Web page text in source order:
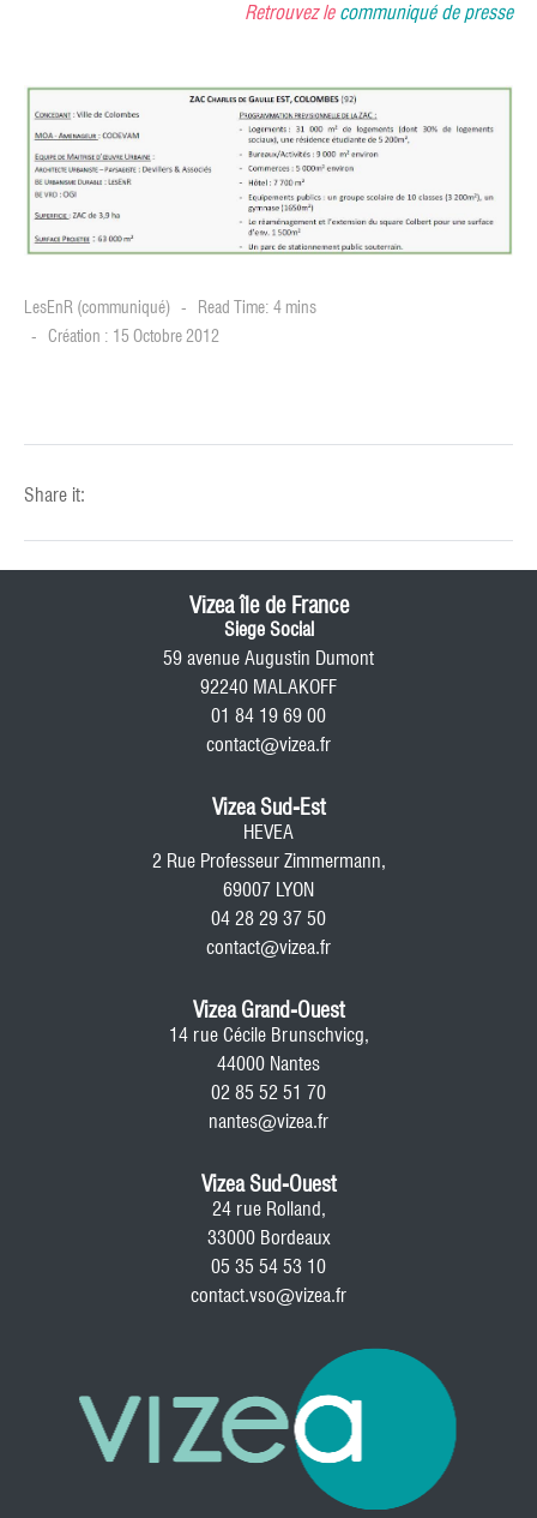
Retrouvez le communiqué de presse
LesEnR (communiqué)
Read Time: 4 mins
Création : 15 Octobre 2012
Share it:
Vizea île de France
Siege Social
59 avenue Augustin Dumont
92240 MALAKOFF
01 84 19 69 00
contact@vizea.fr
Vizea Sud-Est
HEVEA
2 Rue Professeur Zimmermann,
69007 LYON
04 28 29 37 50
contact@vizea.fr
Vizea Grand-Ouest
14 rue Cécile Brunschvicg,
44000 Nantes
02 85 52 51 70
nantes@vizea.fr
Vizea Sud-Ouest
24 rue Rolland,
33000 Bordeaux
05 35 54 53 10
contact.vso@vizea.fr